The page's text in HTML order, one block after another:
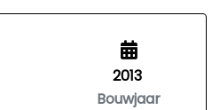
2013
Bouwjaar